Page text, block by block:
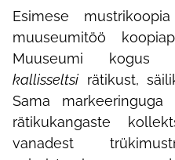
Esimese
muuseumitöö
Muuseumi kogus
kallisseltsi rätikust,
Sama
rätikukangaste
vanadest